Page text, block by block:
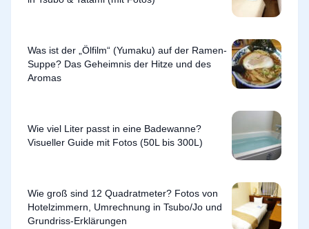
Was ist der „Ölfilm“ (Yumaku) auf der Ramen-
Suppe? Das Geheimnis der Hitze und des
Aromas
Wie viel Liter passt in eine Badewanne?
Visueller Guide mit Fotos (50L bis 300L)
Wie groß sind 12 Quadratmeter? Fotos von
Hotelzimmern, Umrechnung in Tsubo/Jo und
Grundriss-Erklärungen